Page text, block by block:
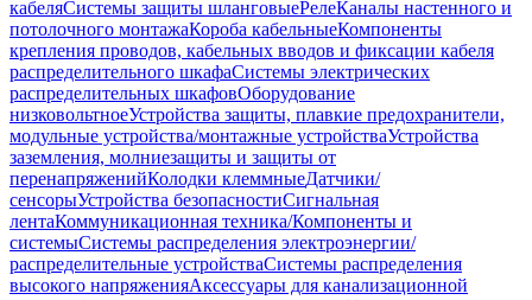
кабеляСистемы защиты шланговыеРелеКаналы настенного и
потолочного монтажаКороба кабельныеКомпоненты
крепления проводов, кабельных вводов и фиксации кабеля
распределительного шкафаСистемы электрических
распределительных шкафовОборудование
низковольтноеУстройства защиты, плавкие предохранители,
модульные устройства/монтажные устройстваУстройства
заземления, молниезащиты и защиты от
перенапряженийКолодки клеммныеДатчики/
сенсорыУстройства безопасностиСигнальная
лентаКоммуникационная техника/Компоненты и
системыСистемы распределения электроэнергии/
распределительные устройстваСистемы распределения
высокого напряженияАксессуары для канализационной